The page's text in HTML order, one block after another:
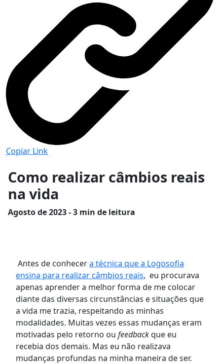
Copiar Link
Como realizar câmbios reais
na vida
Agostode 2023 - 3 min de leitura
Antes de conhecera técnica que a Logosofia
ensina para realizar câmbios reais, eu procurava
apenas aprender a melhor forma de me colocar
diante das diversas circunstâncias e situações que
a vida me trazia, respeitando as minhas
modalidades. Muitas vezes essas mudanças eram
motivadas pelo retorno ou feedbackque eu
recebia dos demais. Mas eu não realizava
mudanças profundas na minha maneira de ser.